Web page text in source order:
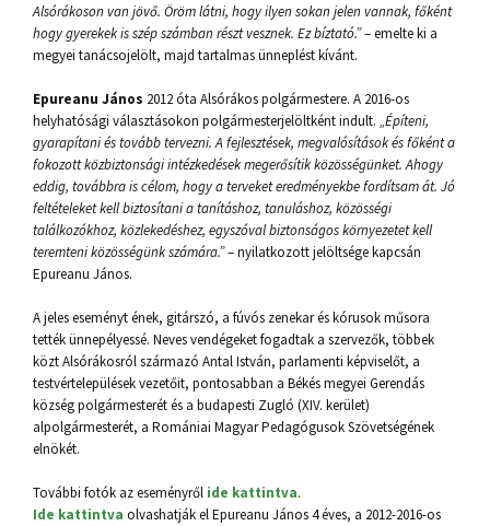
Alsórákoson van jövő. Öröm látni, hogy ilyen sokan jelen vannak, főként
hogy gyerekek is szép számban részt vesznek. Ez bíztató.”– emelte ki a
megyei tanácsojelölt, majd tartalmas ünneplést kívánt.
Epureanu János 2012 óta Alsórákos polgármestere. A 2016-os
helyhatósági választásokon polgármesterjelöltként indult. „Építeni,
gyarapítani és tovább tervezni. A fejlesztések, megvalósítások és főként a
fokozott közbiztonsági intézkedések megerősítik közösségünket. Ahogy
eddig, továbbra is célom, hogy a terveket eredményekbe fordítsam át. Jó
feltételeket kell biztosítani a tanításhoz, tanuláshoz, közösségi
találkozókhoz, közlekedéshez, egyszóval biztonságos környezetet kell
teremteni közösségünk számára.”– nyilatkozott jelöltsége kapcsán
Epureanu János.
A jeles eseményt ének, gitárszó, a fúvós zenekar és kórusok műsora
tették ünnepélyessé. Neves vendégeket fogadtak a szervezők, többek
közt Alsórákosról származó Antal István, parlamenti képviselőt, a
testvértelepülések vezetőit, pontosabban a Békés megyei Gerendás
község polgármesterét és a budapesti Zugló (XIV. kerület)
alpolgármesterét, a Romániai Magyar Pedagógusok Szövetségének
elnökét.
További fotók az eseményről ide kattintva.
Ide kattintva olvashatják el Epureanu János 4 éves, a 2012-2016-os